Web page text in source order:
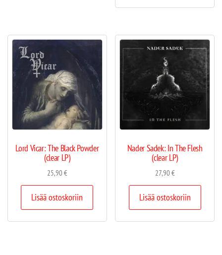
Lord Vicar: The Black Powder
(clear LP)
25,90€
Lisää ostoskoriin
Nader Sadek: In The Flesh
(clear LP)
27,90€
Lisää ostoskoriin